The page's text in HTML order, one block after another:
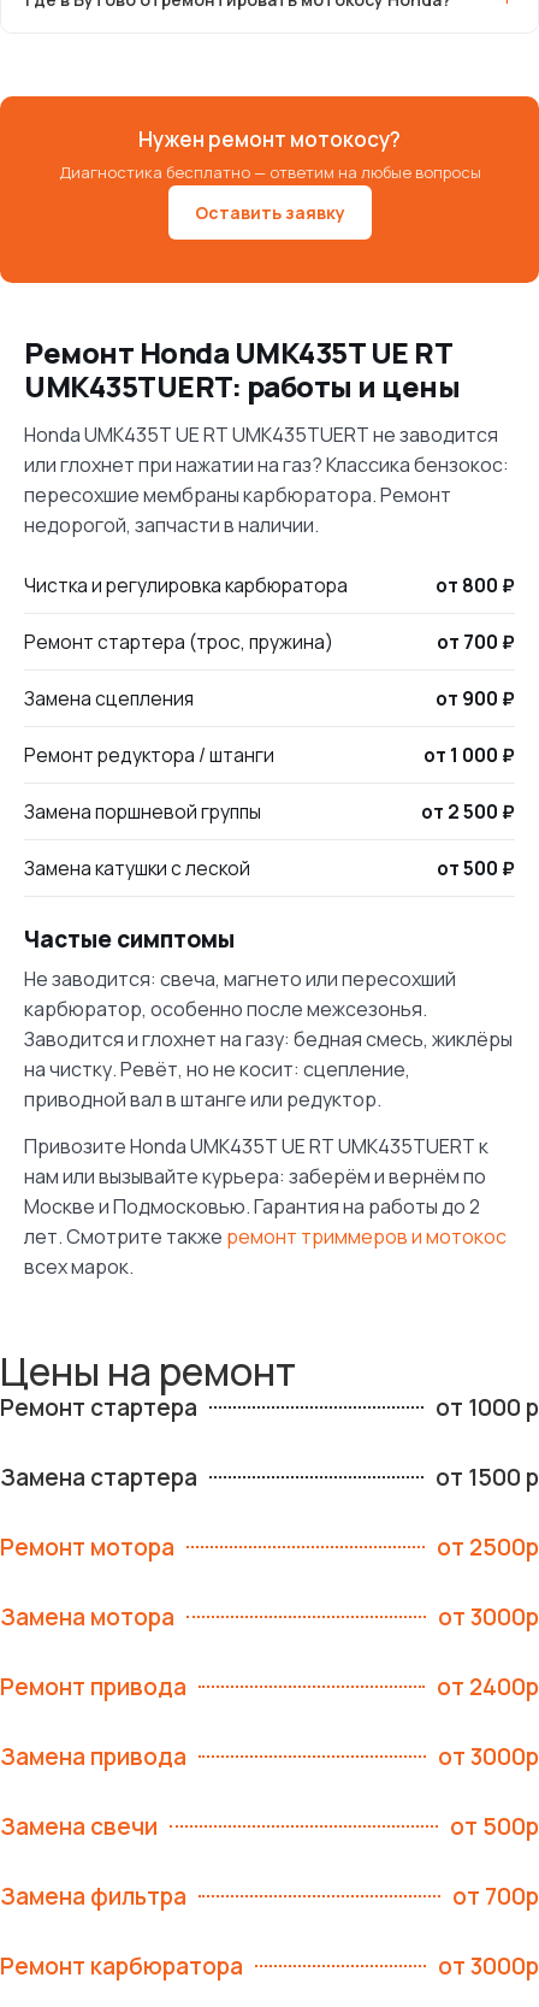
Нужен ремонт мотокосу?
Диагностика бесплатно — ответим на любые вопросы
Оставить заявку
Ремонт Honda UMK435T UE RT
UMK435TUERT: работы и цены
Honda UMK435T UE RT UMK435TUERT не заводится
или глохнет при нажатии на газ? Классика бензокос:
пересохшие мембраны карбюратора. Ремонт
недорогой, запчасти в наличии.
Чистка и регулировка карбюратора от 800 ₽
Ремонт стартера (трос, пружина) от 700 ₽
Замена сцепления от 900 ₽
Ремонт редуктора / штанги от 1 000 ₽
Замена поршневой группы от 2 500 ₽
Замена катушки с леской от 500 ₽
Частые симптомы
Не заводится: свеча, магнето или пересохший
карбюратор, особенно после межсезонья.
Заводится и глохнет на газу: бедная смесь, жиклёры
на чистку. Ревёт, но не косит: сцепление,
приводной вал в штанге или редуктор.
Привозите Honda UMK435T UE RT UMK435TUERT к
нам или вызывайте курьера: заберём и вернём по
Москве и Подмосковью. Гарантия на работы до 2
лет. Смотрите также ремонт триммеров и мотокос
всех марок.
Цены на ремонт
Ремонт стартера от 1000 р
Замена стартера от 1500 р
Ремонт мотора от 2500р
Замена мотора от 3000р
Ремонт привода от 2400р
Замена привода от 3000р
Замена свечи от 500р
Замена фильтра от 700р
Ремонт карбюратора от 3000р